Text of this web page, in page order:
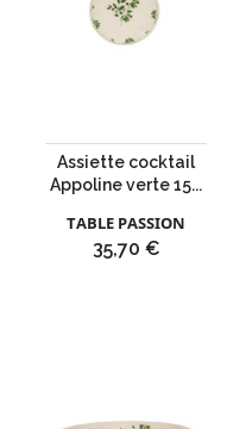
Assiette cocktail
Appoline verte 15...
TABLE PASSION
Prix
35,70 €